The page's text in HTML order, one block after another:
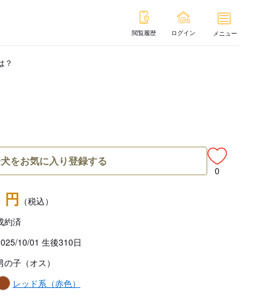
閲覧履歴 ログイン メニュー
？
をお気に入り登録する
0
円 （税込）
約済
10/01 生後310日
の子（オス）
レッド系（赤色）